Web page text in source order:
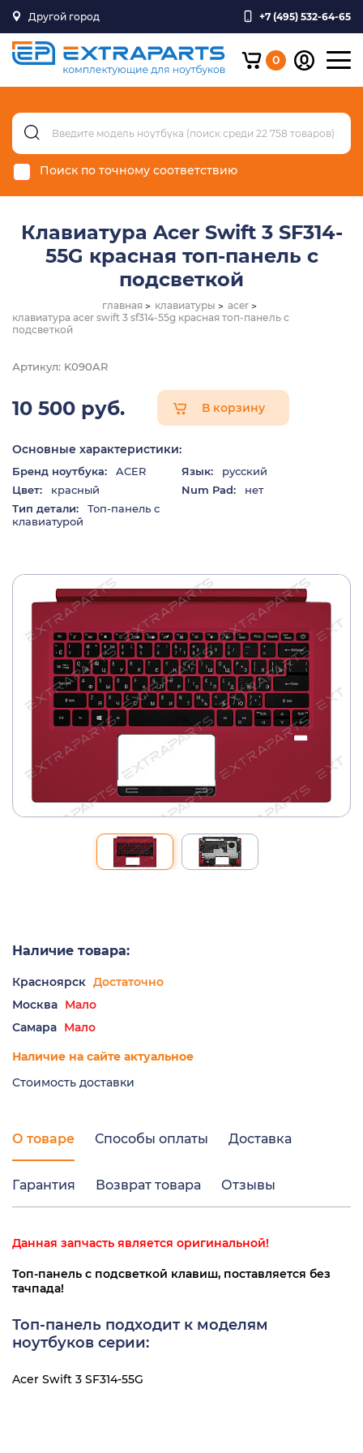
Другой город +7 (495) 532-64-65
0
Поиск по точному соответствию
Клавиатура Acer Swift 3 SF314-
55G красная топ-панель с
подсветкой
главная клавиатуры
acer
клавиатура acer swift 3 sf314-55g красная топ-панель с
подсветкой
Артикул: K090AR
10 500 руб. В корзину
Основные характеристики:
Бренд ноутбука: ACER Язык:
русский
Цвет:
красный Num Pad:
нет
Тип детали:
Топ-панель с
клавиатурой
Наличие товара:
Красноярск Достаточно
Москва Мало
Самара Мало
Наличие на сайте актуальное
Стоимость доставки
О товаре Способы оплаты Доставка
Гарантия Возврат товара Отзывы
Данная запчасть является оригинальной!
Топ-панель с подсветкой клавиш, поставляется без
тачпада!
Топ-панель подходит к моделям
ноутбуков серии:
Acer Swift 3 SF314-55G